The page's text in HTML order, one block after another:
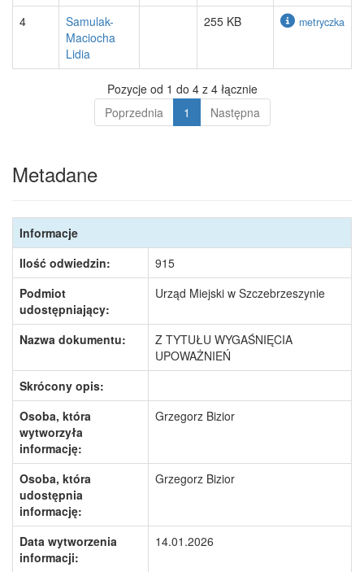
4
Samulak-
Maciocha
Lidia
255 KB metryczka
Pozycje od 1 do 4 z 4 łącznie
Poprzednia
1 Następna
Metadane
Informacje
Ilość odwiedzin:
915
Podmiot
udostępniający:
Urząd Miejski w Szczebrzeszynie
Nazwa dokumentu:
Z TYTUŁU WYGAŚNIĘCIA
UPOWAŻNIEŃ
Skrócony opis:
Osoba, która
wytworzyła
informację:
Grzegorz Bizior
Osoba, która
udostępnia
informację:
Grzegorz Bizior
Data wytworzenia
informacji:
14.01.2026